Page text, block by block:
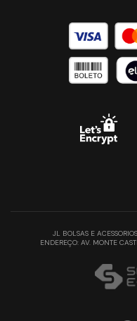
JL BOLSAS E
ENDEREÇO: AV. MONTE